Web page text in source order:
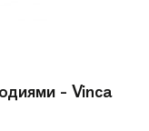
- Vinca